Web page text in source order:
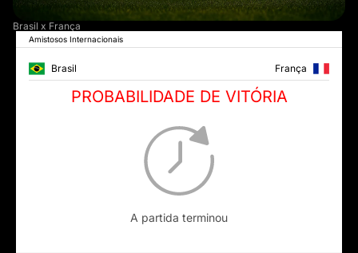
Brasil x França
Amistosos Internacionais
Brasil França
PROBABILIDADE DE VITÓRIA
A partida terminou